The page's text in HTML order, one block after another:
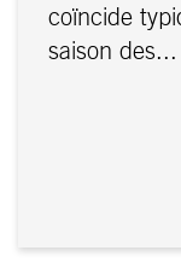
coïncide
saison des...